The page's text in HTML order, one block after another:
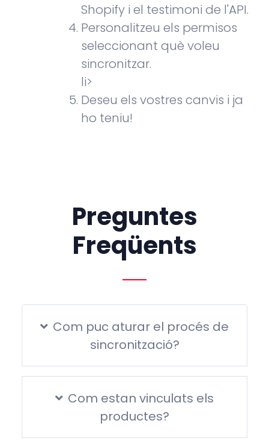
Shopify i el testimoni de l'API.
Personalitzeu els permisos
seleccionant què voleu
sincronitzar.
li>
Deseu els vostres canvis i ja
ho teniu!
Preguntes
Freqüents
Com puc aturar el procés de
sincronització?
Com estan vinculats els
productes?